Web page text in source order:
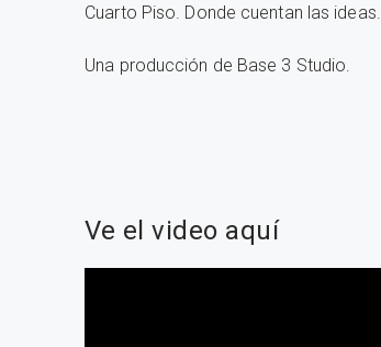
Cuarto Piso. Donde cuentan las ideas.
Una producción de Base 3 Studio.
Ve el video aquí